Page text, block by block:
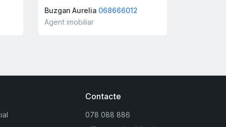
Buzgan Aurelia 068666012
Agent imobiliar
Contacte
078 088 886